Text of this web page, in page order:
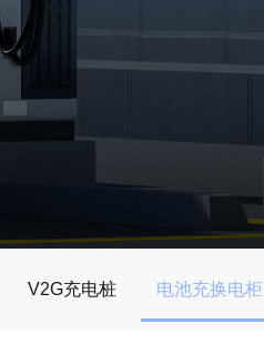
V2G充电桩 电池充换电柜